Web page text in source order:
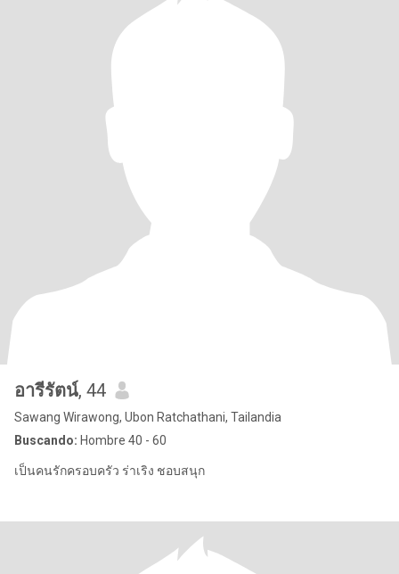
อารีรัตน์, 44
Sawang Wirawong, Ubon Ratchathani, Tailandia
Buscando: Hombre 40 - 60
เป็นคนรักครอบครัว ร่าเริง ชอบสนุก